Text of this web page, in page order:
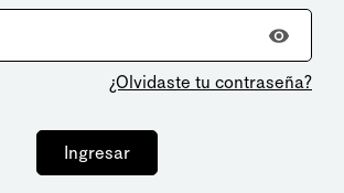
¿Olvidaste tu contraseña?
Ingresar